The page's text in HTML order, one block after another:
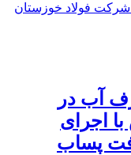
فولاد خوزستان
مصرف آب در
اجرای
پساب